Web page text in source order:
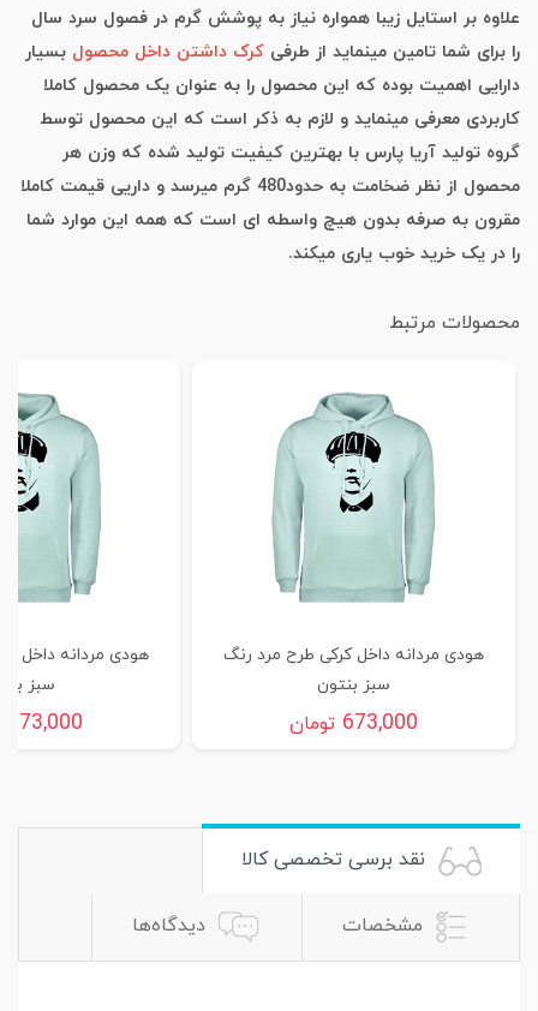
علاوه بر استایل زیبا همواره نیاز به پوشش گرم در فصول سرد سال
را برای شما تامین مینماید از طرفی کرک داشتن داخل محصول بسیار
دارایی اهمیت بوده که این محصول را به عنوان یک محصول کاملا
کاربردی معرفی مینماید و لازم به ذکر است که این محصول توسط
گروه تولید آریا پارس با بهترین کیفیت تولید شده که وزن هر
محصول از نظر ضخامت به حدود480 گرم میرسد و داریی قیمت کاملا
مقرون به صرفه بدون هیچ واسطه ای است که همه این موارد شما
را در یک خرید خوب یاری میکند.
محصولات مرتبط
هودی مردانه داخل کرکی طرح مرد رنگ
سبز بنتون
673,000 تومان
هودی مردانه داخل
سبز
673,000
نقد برسی تخصصی کالا
مشخصات دیدگاه‌ها